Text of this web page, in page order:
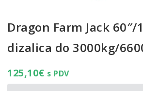
Dragon Farm Jack
dizalica do 3000kg/
125,10€ s PDV